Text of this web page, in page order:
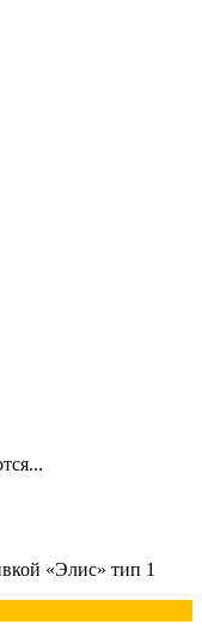
«Элис» тип 1